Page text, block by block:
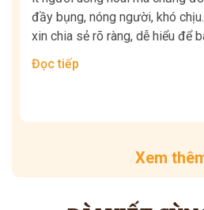
đầy bụng, nóng người, khó
xin chia sẻ rõ ràng, dễ hiểu để
Đọc tiếp
Xem